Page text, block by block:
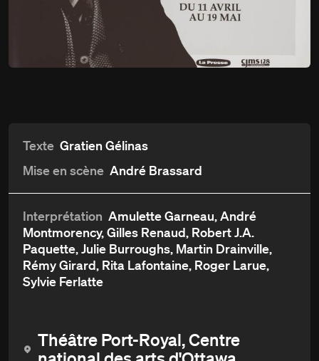
Texte Gratien Gélinas
Mise en scène André Brassard
Interprétation Amulette Garneau, André
Montmorency, Gilles Renaud, Robert J.A.
Paquette, Julie Burroughs, Martin Drainville,
Rémy Girard, Rita Lafontaine, Roger Larue,
Sylvie Ferlatte
Théâtre Port-Royal, Centre